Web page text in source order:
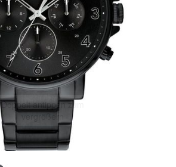
Doppelt antippen zum
vergrößern